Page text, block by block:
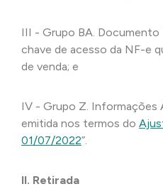
III - Grupo BA. Documento
chave de acesso da NF-e
de venda; e
IV - Grupo Z. Informações
emitida nos termos do
01/07/2022”.
II. Retirada